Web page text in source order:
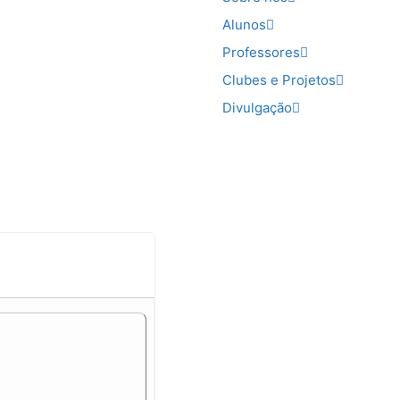
Alunos
Professores
Clubes e Projetos
Divulgação